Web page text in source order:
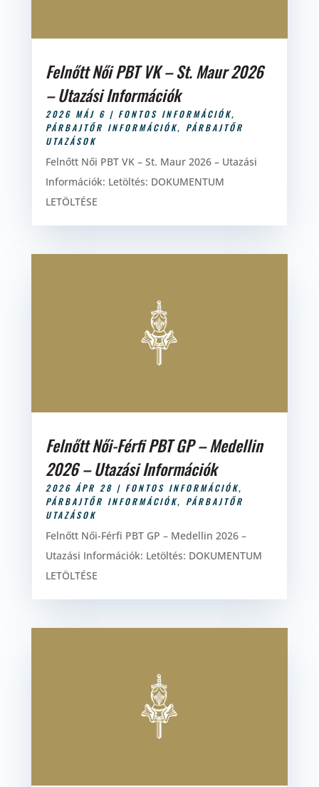
Felnőtt Női PBT VK – St. Maur 2026
– Utazási Információk
2026 MÁJ 6 | FONTOS INFORMÁCIÓK,
PÁRBAJTŐR INFORMÁCIÓK, PÁRBAJTŐR
UTAZÁSOK
Felnőtt Női PBT VK – St. Maur 2026 – Utazási
Információk: Letöltés: DOKUMENTUM
LETÖLTÉSE
Felnőtt Női-Férfi PBT GP – Medellin
2026 – Utazási Információk
2026 ÁPR 28 | FONTOS INFORMÁCIÓK,
PÁRBAJTŐR INFORMÁCIÓK, PÁRBAJTŐR
UTAZÁSOK
Felnőtt Női-Férfi PBT GP – Medellin 2026 –
Utazási Információk: Letöltés: DOKUMENTUM
LETÖLTÉSE